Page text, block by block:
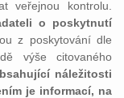
veřejnou kontrolu.
o poskytnutí
z poskytování dle
výše citovaného
náležitosti
je informací, na